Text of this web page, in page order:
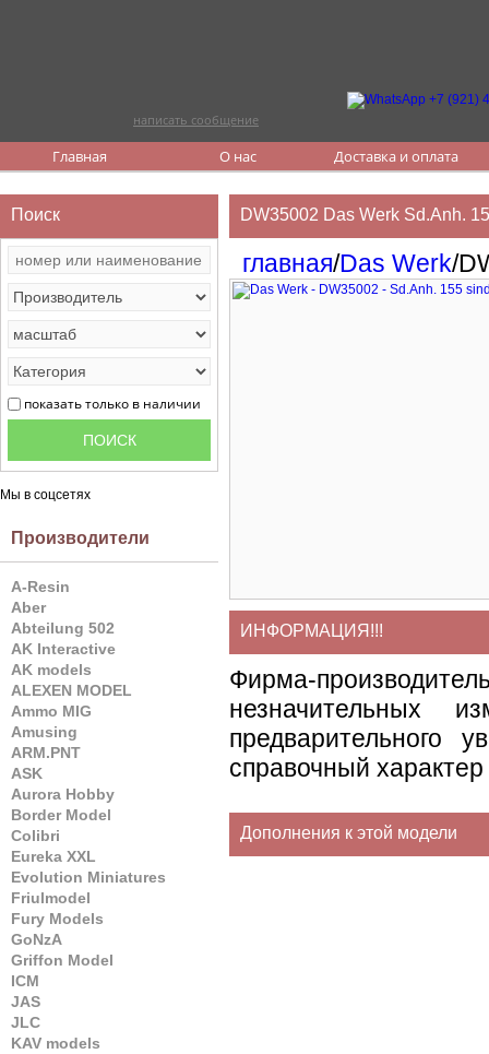
написать сообщение
Главная О нас Доставка и оплата
Поиск
показать только в наличии
Мы в соцсетях
Производители
A-Resin
Aber
Abteilung 502
AK Interactive
AK models
ALEXEN MODEL
Ammo MIG
Amusing
ARM.PNT
ASK
Aurora Hobby
Border Model
Colibri
Eureka XXL
Evolution Miniatures
Friulmodel
Fury Models
GoNzA
Griffon Model
ICM
JAS
JLC
KAV models
DW35002 Das Werk Sd.Anh.
главная/Das Werk/
ИНФОРМАЦИЯ!!!
Фирма-
незначительных
предварительного
справочный
Дополнения к этой модели